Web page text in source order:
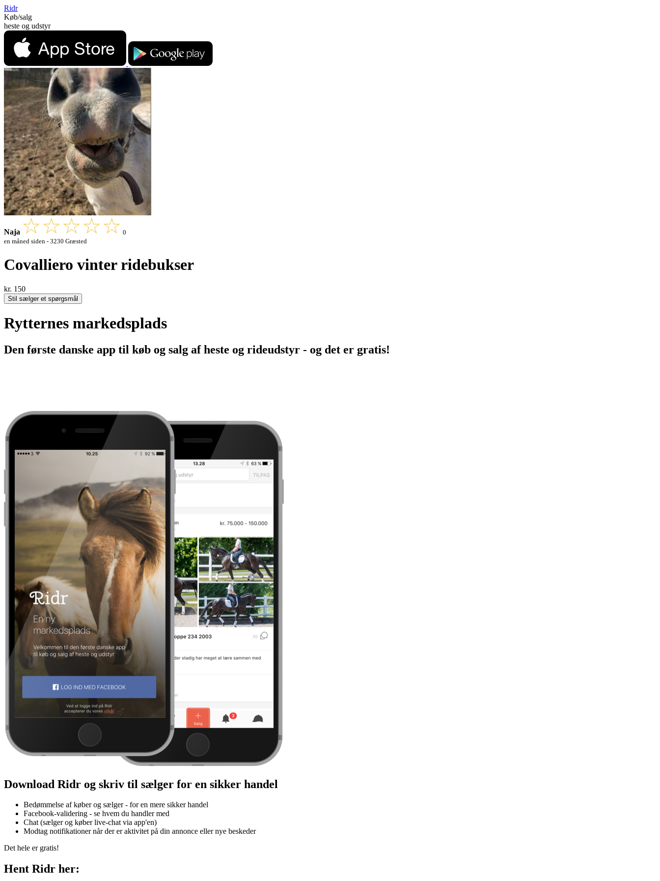
Ridr
Køb/salg
heste og udstyr
Naja
0
en måned siden - 3230 Græsted
Covalliero vinter ridebukser
kr. 150
Stil sælger et spørgsmål
Rytternes markedsplads
Den første danske app til køb og salg af heste og rideudstyr - og det er gratis!
Download Ridr og skriv til sælger for en sikker handel
Bedømmelse af køber og sælger - for en mere sikker handel
Facebook-validering - se hvem du handler med
Chat (sælger og køber live-chat via app'en)
Modtag notifikationer når der er aktivitet på din annonce eller nye beskeder
Det hele er gratis!
Hent Ridr her: